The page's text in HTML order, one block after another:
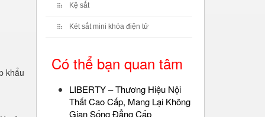
khẩu
Kệ sắt
Két sắt mini khóa điện tử
Có thể bạn quan tâm
LIBERTY – Thương Hiệu Nội
Thất Cao Cấp, Mang Lại Không
Gian Sống Đẳng Cấp